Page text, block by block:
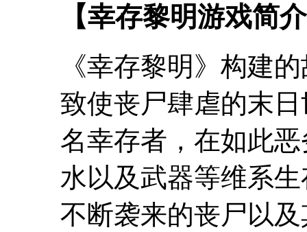
【幸存黎明游戏简
《幸存黎明》构建
致使丧尸肆虐的末
名幸存者，在如此
水以及武器等维系
不断袭来的丧尸以